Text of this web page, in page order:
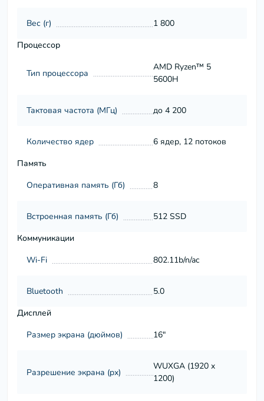
Вес (г)
1 800
Процессор
Тип процессора
AMD Ryzen™ 5
5600H
Тактовая частота (МГц) до 4 200
Количество ядер
6 ядер, 12 потоков
Память
Оперативная память (Гб)
8
Встроенная память (Гб)
512 SSD
Коммуникации
Wi-Fi
802.11b/n/ac
Bluetooth
5.0
Дисплей
Размер экрана (дюймов)
16"
Разрешение экрана (px)
WUXGA (1920 x
1200)